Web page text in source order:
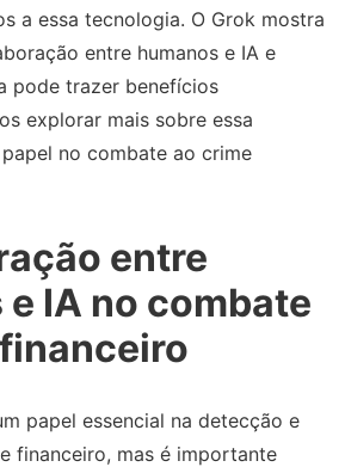
a essa tecnologia. O Grok mostra
entre humanos e IA e
pode trazer benefícios
explorar mais sobre essa
no combate ao crime
entre
IA no combate
papel essencial na detecção e
financeiro, mas é importante